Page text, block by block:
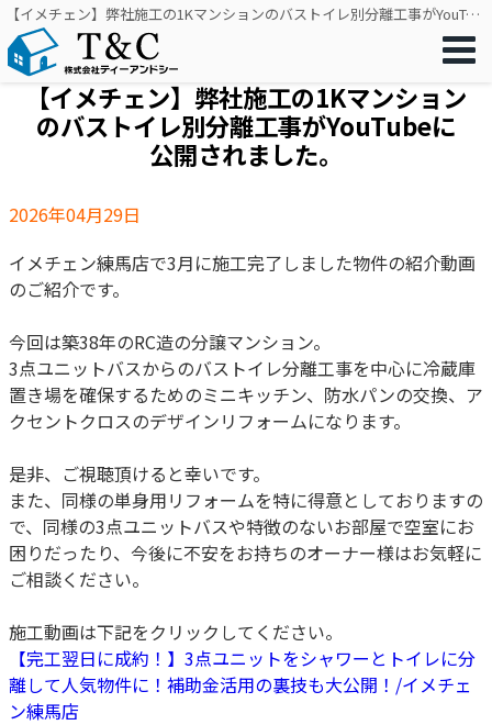
【イメチェン】弊社施工の1Kマンションのバストイレ別分離工事がYouTubeに公開されました。｜リフォーム・リノベーション・窓工事をワンストップで｜株式会社ティーアンドシー
【イメチェン】弊社施工の1Kマンション
のバストイレ別分離工事がYouTubeに
公開されました。
2026年04月29日
イメチェン練馬店で3月に施工完了しました物件の紹介動画
のご紹介です。
今回は築38年のRC造の分譲マンション。
3点ユニットバスからのバストイレ分離工事を中心に冷蔵庫
置き場を確保するためのミニキッチン、防水パンの交換、ア
クセントクロスのデザインリフォームになります。
是非、ご視聴頂けると幸いです。
また、同様の単身用リフォームを特に得意としておりますの
で、同様の3点ユニットバスや特徴のないお部屋で空室にお
困りだったり、今後に不安をお持ちのオーナー様はお気軽に
ご相談ください。
施工動画は下記をクリックしてください。
【完工翌日に成約！】3点ユニットをシャワーとトイレに分
離して人気物件に！補助金活用の裏技も大公開！/イメチェ
ン練馬店